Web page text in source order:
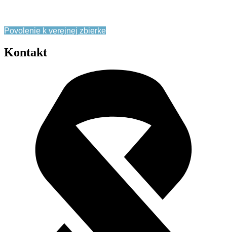
Povolenie k verejnej zbierke
Kontakt